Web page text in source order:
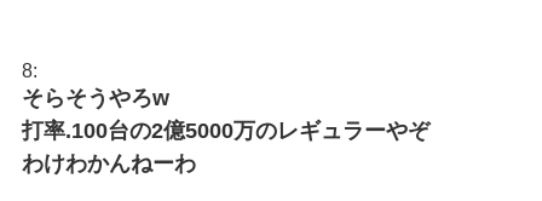
8:
そらそうやろw
打率.100台の2億5000万のレギュラーやぞ
わけわかんねーわ